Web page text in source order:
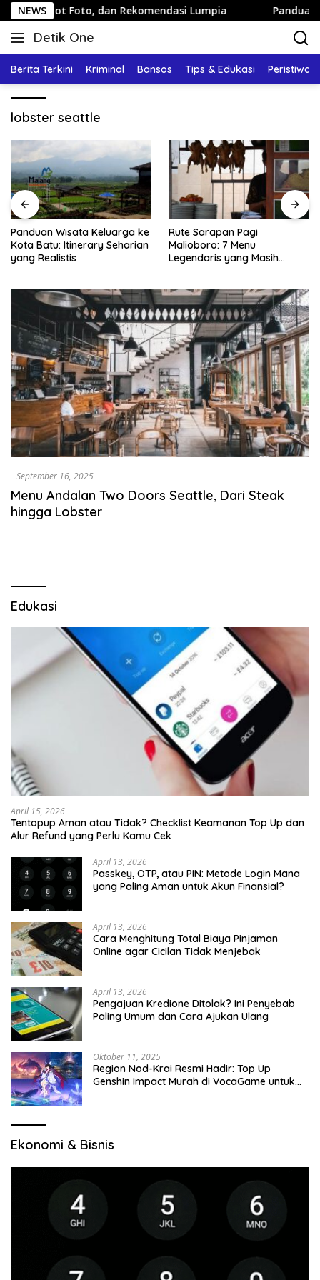
Langsung
ke
konten
NEWS
Foto, dan Rekomendasi Lumpia Panduan
Detik One
Tajam
Fakta
Berita Terkini Kriminal Bansos Tips & Edukasi Peristiwa
lobster seattle
Panduan Wisata Keluarga ke
Kota Batu: Itinerary Seharian
yang Realistis
Rute Sarapan Pagi
Malioboro: 7 Menu
Legendaris yang Masih
September 16, 2025
Menu Andalan Two Doors Seattle, Dari Steak
hingga Lobster
Edukasi
April 15, 2026
Tentopup Aman atau Tidak? Checklist Keamanan Top Up dan
Alur Refund yang Perlu Kamu Cek
April 13, 2026
Passkey, OTP, atau PIN: Metode Login Mana
yang Paling Aman untuk Akun Finansial?
April 13, 2026
Cara Menghitung Total Biaya Pinjaman
Online agar Cicilan Tidak Menjebak
April 13, 2026
Pengajuan Kredione Ditolak? Ini Penyebab
Paling Umum dan Cara Ajukan Ulang
Oktober 11, 2025
Region Nod-Krai Resmi Hadir: Top Up
Genshin Impact Murah di VocaGame untuk
Ekonomi & Bisnis